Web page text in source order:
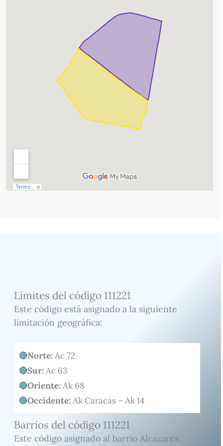
Límites del código 111221
Este código está asignado a la siguiente
limitación geográfica:
Norte:Ac 72
Sur:Ac 63
Oriente:Ak 68
Occidente:Ak Caracas – Ak 14
Barrios del código 111221
Este código asignado al barrio Alcázares,